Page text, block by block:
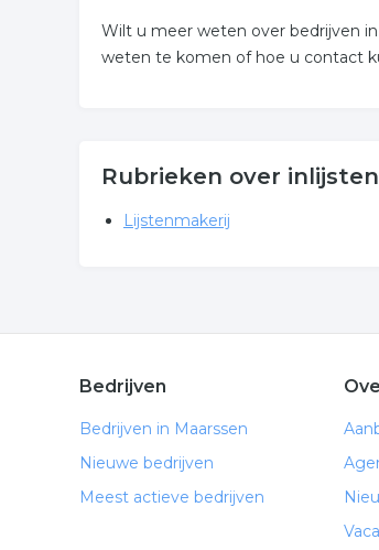
Wilt u meer weten over bedrijven
weten te komen of hoe u contact
Rubrieken over
Lijstenmakerij
Bedrijven
Bedrijven in Maarssen
Nieuwe bedrijven
Meest actieve bedrijven